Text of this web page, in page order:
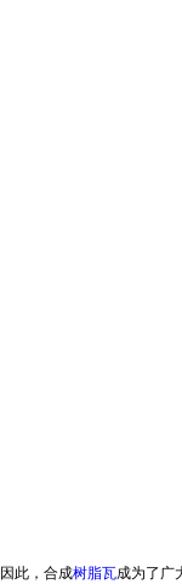
因此，合成树脂瓦成为了广